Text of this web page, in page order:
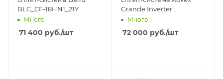
BLC_CF-18HN1_21Y
Много
71 400 руб./шт
Grande Inverter
CGCFIHR24/ZOB-
Много
72 000 руб./шт